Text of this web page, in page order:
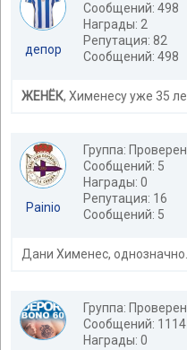
депор
Сообщений: 498
Награды: 2
Репутация: 82
Сообщений: 498
ЖЕНЁК, Хименесу уже 35
Painio
Группа:
Сообщений: 5
Награды: 0
Репутация: 16
Сообщений: 5
Дани Хименес, однозначно.
Группа:
Сообщений: 1114
Награды: 0